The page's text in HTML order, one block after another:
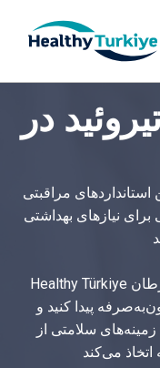
p
o
n
در
استانداردهای مراقبتی
نیازهای بهداشتی
Healthy Türkiye به شما کمک می‌کند بهترین درمان سرطان
پیدا کنید و
در تمام زمینه‌های سلامتی از